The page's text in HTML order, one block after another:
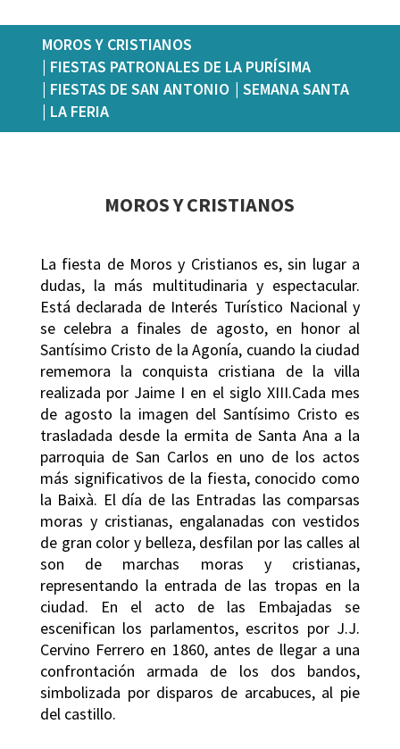
MOROS Y CRISTIANOS
| FIESTAS PATRONALES DE LA PURÍSIMA
| FIESTAS DE SAN ANTONIO | SEMANA SANTA
| LA FERIA
MOROS Y CRISTIANOS
La fiesta de Moros y Cristianos es, sin lugar a
dudas, la más multitudinaria y espectacular.
Está declarada de Interés Turístico Nacional y
se celebra a finales de agosto, en honor al
Santísimo Cristo de la Agonía, cuando la ciudad
rememora la conquista cristiana de la villa
realizada por Jaime I en el siglo XIII.Cada mes
de agosto la imagen del Santísimo Cristo es
trasladada desde la ermita de Santa Ana a la
parroquia de San Carlos en uno de los actos
más significativos de la fiesta, conocido como
la Baixà. El día de las Entradas las comparsas
moras y cristianas, engalanadas con vestidos
de gran color y belleza, desfilan por las calles al
son de marchas moras y cristianas,
representando la entrada de las tropas en la
ciudad. En el acto de las Embajadas se
escenifican los parlamentos, escritos por J.J.
Cervino Ferrero en 1860, antes de llegar a una
confrontación armada de los dos bandos,
simbolizada por disparos de arcabuces, al pie
del castillo.